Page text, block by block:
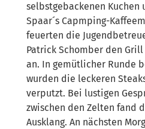
selbstgebackenen Kuchen
Spaar´s Capmping-
feuerten die
Patrick Schomber den
an. In gemütlicher Runde
wurden die leckeren
verputzt. Bei lustigen
zwischen den Zelten fand
Ausklang. An nächsten